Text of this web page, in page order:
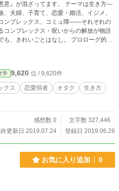
意』が混ざってます。 テーマは生き方―
夫婦、子育て、恋愛・婚活、イジメ、
ンプレックス、コミュ障――それぞれの
コンプレックス・呪いからの解放が物語
も、きれいごとはなし。 プロローグ的番
24編、第二部28編の構成で、第二部よ
学 9,620 位 / 9,620件
クス 恋愛弱者 オタク
生き方
感想数 0
文字数 327,446
更新日 2019.07.24
登録日 2019.06.26
お気に入り追加 0